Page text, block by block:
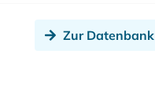
Zur Datenbank